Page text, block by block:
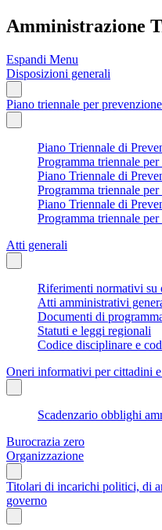
Amministrazione
Espandi Menu
Disposizioni generali
Piano triennale per
Piano Triennale di
Programma triennale
Piano Triennale di
Programma triennale
Piano Triennale di
Programma triennale
Atti generali
Riferimenti normativi su
Atti amministrativi
Documenti di
Statuti e leggi regionali
Codice disciplinare e
Oneri informativi per cittadini
Scadenzario obblighi
Burocrazia zero
Organizzazione
Titolari di incarichi politici, di
governo